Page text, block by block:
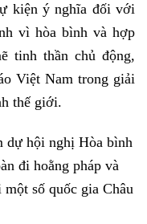
kiện ý nghĩa đối với
vì hòa bình và hợp
tinh thần chủ động,
Việt Nam trong giải
thế giới.
dự hội nghị Hòa bình
đi hoằng pháp và
số quốc gia Châu